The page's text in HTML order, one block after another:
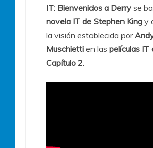
IT: Bienvenidos a Derry se
novela IT de Stephen King y
la visión establecida por
Muschietti en las películas IT
Capítulo 2.